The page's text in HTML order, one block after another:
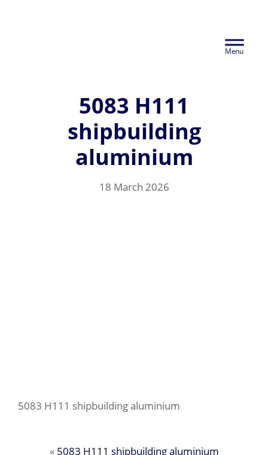
Header
5083 H111
shipbuilding
aluminium
18 March 2026
5083 H111 shipbuilding aluminium
« 5083 H111 shipbuilding aluminium